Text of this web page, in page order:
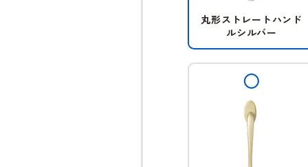
丸形ストレートハンド
ルシルバー